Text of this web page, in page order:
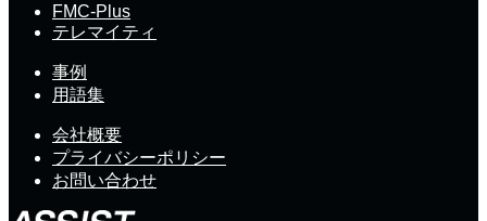
FMC-Plus
テレマイティ
事例
用語集
会社概要
プライバシーポリシー
お問い合わせ